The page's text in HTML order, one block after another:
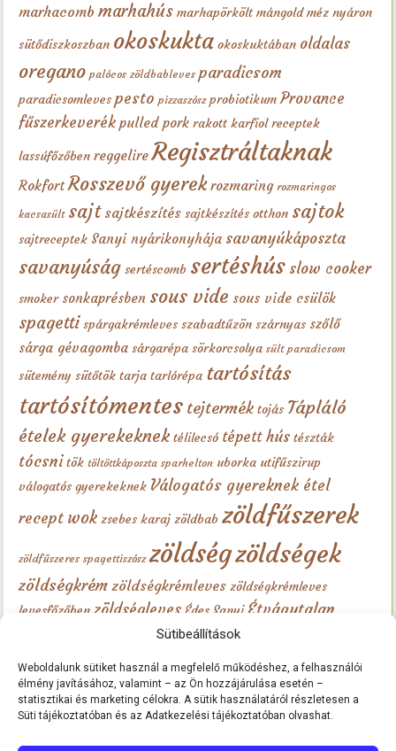
Sütibeállítások
Weboldalunk sütiket használ a megfelelő működéshez, a felhasználói
élmény javításához, valamint – az Ön hozzájárulása esetén –
statisztikai és marketing célokra. A sütik használatáról részletesen a
Süti tájékoztatóban és az Adatkezelési tájékoztatóban olvashat.
marhacomb marhahús marhapörkölt mángold méz nyáron
sütődiszkoszban okoskukta okoskuktában oldalas
oregano palócos zöldbableves paradicsom
paradicsomleves pesto pizzaszósz probiotikum Provance
fűszerkeverék pulled pork rakott karfiol receptek
lassúfőzőben reggelire Regisztráltaknak
Rokfort Rosszevő gyerek rozmaring rozmaringos
kacsasült sajt sajtkészítés sajtkészítés otthon sajtok
sajtreceptek Sanyi nyárikonyhája savanyúkáposzta
savanyúság sertéscomb sertéshús slow cooker
smoker sonkaprésben sous vide sous vide csülök
spagetti spárgakrémleves szabadtűzön szárnyas szőlő
sárga gévagomba sárgarépa sörkorcsolya sült paradicsom
sütemény sütőtök tarja tarlórépa tartósítás
tartósítómentes tejtermék tojás Tápláló
ételek gyerekeknek télilecsó tépett hús tészták
tócsni tök töltöttkáposzta sparhelton uborka utifűszirup
válogatós gyerekeknek Válogatós gyereknek étel
recept wok zsebes karaj zöldbab zöldfűszerek
zöldfűszeres spagettiszósz zöldségzöldségek
zöldségkrém zöldségkrémleves zöldségkrémleves
levesfőzőben zöldségleves Édes Sanyi Étvágytalan
étvágytalan gyerekek